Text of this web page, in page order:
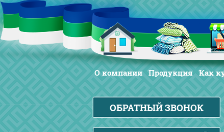
О компании Продукция Как
ОБРАТНЫЙ ЗВОНОК